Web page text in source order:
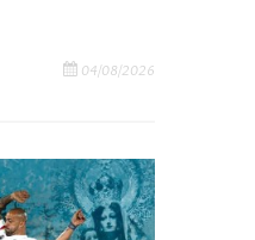
04/08/2026